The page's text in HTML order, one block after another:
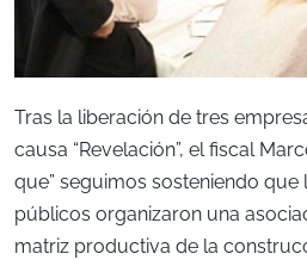
Tras la liberación de tres
causa “Revelación”, el fiscal
que” seguimos sosteniendo que
públicos organizaron una
matriz productiva de la